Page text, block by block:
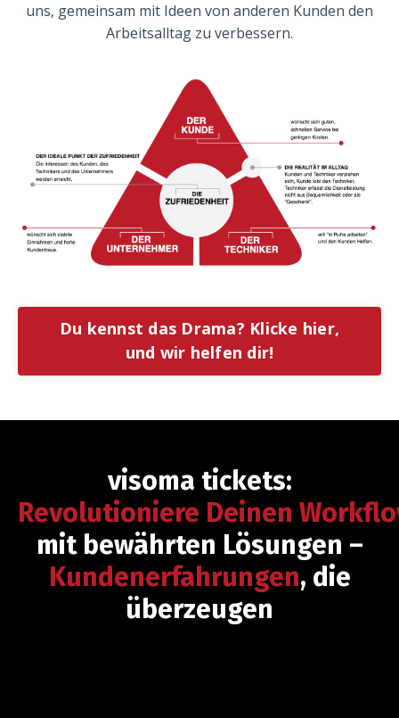
uns, gemeinsam mit Ideen von anderen Kunden den
Arbeitsalltag zu verbessern.
Du kennst das Drama? Klicke hier,
und wir helfen dir!
visoma tickets:
Revolutioniere Deinen
mit bewährten Lösungen –
Kundenerfahrungen, die
überzeugen